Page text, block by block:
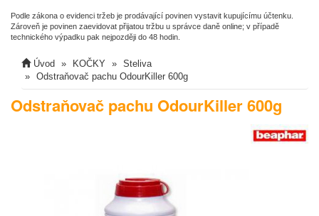
Podle zákona o evidenci tržeb je prodávající povinen vystavit kupujícímu účtenku.
Zároveň je povinen zaevidovat přijatou tržbu u správce daně online; v případě
technického výpadku pak nejpozději do 48 hodin.
Úvod KOČKY
Steliva
Odstraňovač pachu OdourKiller 600g
Odstraňovač pachu OdourKiller 600g